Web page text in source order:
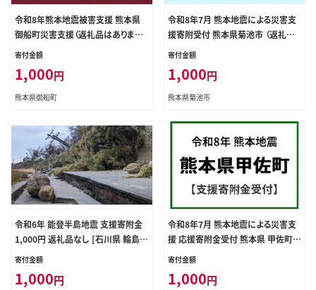
令和8年熊本地震被害支援 熊本県
御船町災害支援（返礼品はありませ
ん）ZA001
寄付金額
1,000円
熊本県御船町
令和8年7月 熊本地震による災害支
援寄附受付 熊本県菊池市 （返礼品
はありません）---kikuchi_sgs_1000
寄付金額
1,000円
熊本県菊池市
令和6年 能登半島地震 支援寄附金
1,000円 返礼品なし [石川県 輪島
市] 災害支援 被災地支援
寄付金額
1,000円
令和8年7月 熊本地震による災害支
援 応援寄附金受付 熊本県 甲佐町
災害応援 寄附1000円 熊本地方 20
寄付金額
1,000円